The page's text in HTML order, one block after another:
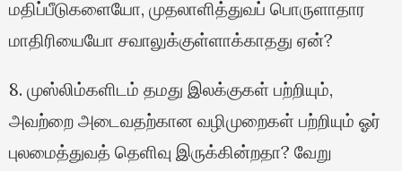
மதிப்பீடுகளையோ, முதலாளித்துவப் பொருளாதார
மாதிரியையோ சவாலுக்குள்ளாக்காதது ஏன்?
8. முஸ்லிம்களிடம் தமது இலக்குகள் பற்றியும்,
அவற்றை அடைவதற்கான வழிமுறைகள் பற்றியும் ஓர்
புலமைத்துவத் தெளிவு இருக்கின்றதா? வேறு